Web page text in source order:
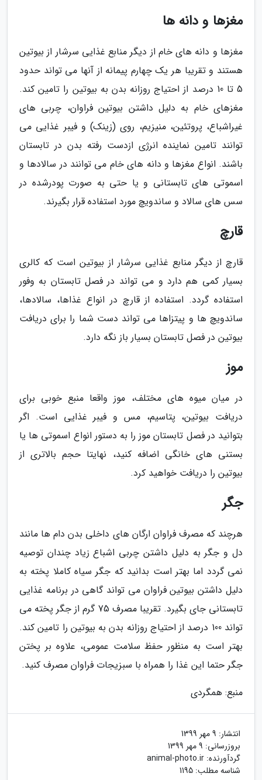
مغزها و دانه ها
مغزها و دانه های خام از دیگر منابع غذایی سرشار از بیوتین
هستند و تقریبا هر یک چهارم پیمانه از آنها می تواند حدود
5 تا 10 درصد از احتیاج روزانه بدن به بیوتین را تامین کند.
مغزهای خام به دلیل داشتن بیوتین فراوان، چربی های
غیراشباع، پروتئین، منیزیم، روی (زینک) و فیبر غذایی می
توانند تامین نماینده انرژی ازدست رفته بدن در تابستان
باشند. انواع مغزها و دانه های خام می توانند در سالادها و
اسموتی های تابستانی و یا حتی به صورت پودرشده در
سس های سالاد و ساندویچ مورد استفاده قرار بگیرند.
قارچ
قارچ از دیگر منابع غذایی سرشار از بیوتین است که کالری
بسیار کمی هم دارد و می تواند در فصل تابستان به وفور
استفاده گردد. استفاده از قارچ در انواع غذاها، سالادها،
ساندویچ ها و پیتزاها می تواند دست شما را برای دریافت
بیوتین در فصل تابستان بسیار باز نگه دارد.
موز
در میان میوه های مختلف، موز واقعا منبع خوبی برای
دریافت بیوتین، پتاسیم، مس و فیبر غذایی است. اگر
بتوانید در فصل تابستان موز را به دستور انواع اسموتی ها یا
بستنی های خانگی اضافه کنید، نهایتا حجم بالاتری از
بیوتین را دریافت خواهید کرد.
جگر
هرچند که مصرف فراوان ارگان های داخلی بدن دام ها مانند
دل و جگر به دلیل داشتن چربی اشباع زیاد چندان توصیه
نمی گردد اما بهتر است بدانید که جگر سیاه کاملا پخته به
دلیل داشتن بیوتین فراوان می تواند گاهی در برنامه غذایی
تابستانی جای بگیرد. تقریبا مصرف 75 گرم از جگر پخته می
تواند 100 درصد از احتیاج روزانه بدن به بیوتین را تامین کند.
بهتر است به منظور حفظ سلامت عمومی، علاوه بر پختن
جگر حتما این غذا را همراه با سبزیجات فراوان مصرف کنید.
منبع: همگردی
انتشار: 9 مهر 1399
بروزرسانی: 9 مهر 1399
گردآورنده: animal-photo.ir
شناسه مطلب: 1195